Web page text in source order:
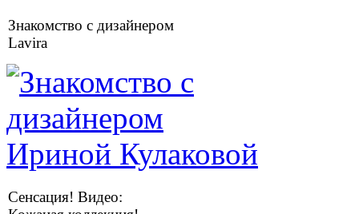
Знакомство с дизайнером
Lavira
Сенсация! Видео: